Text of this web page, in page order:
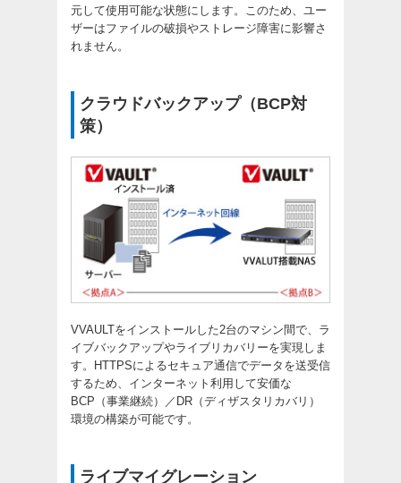
元して使用可能な状態にします。このため、ユー
ザーはファイルの破損やストレージ障害に影響さ
れません。
クラウドバックアップ（BCP対
策）
VVAULTをインストールした2台のマシン間で、ラ
イブバックアップやライブリカバリーを実現しま
す。HTTPSによるセキュア通信でデータを送受信
するため、インターネット利用して安価な
BCP（事業継続）／DR（ディザスタリカバリ）
環境の構築が可能です。
ライブマイグレーション